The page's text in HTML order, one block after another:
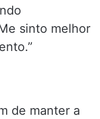
sinto melhor
de manter a